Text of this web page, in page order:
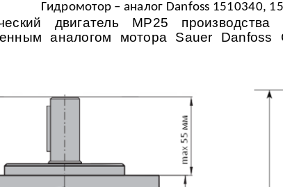
Гидромотор – аналог Danfoss 1510340,
двигатель МP25 производства
аналогом мотора Sauer